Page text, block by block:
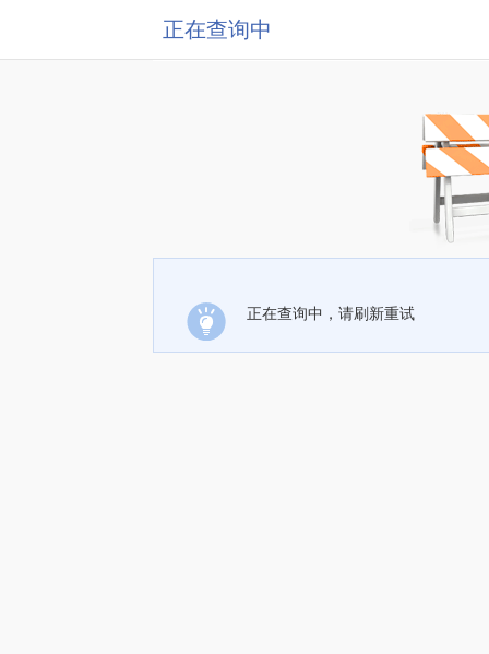
正在查询中
正在查询中，请刷新重试